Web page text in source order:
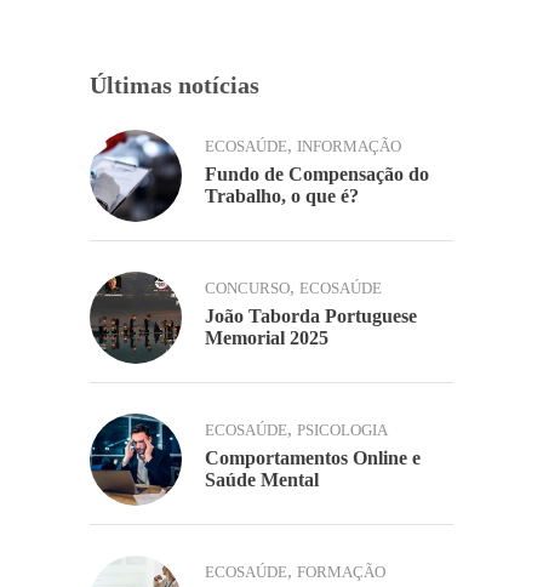
Últimas notícias
ECOSAÚDE, INFORMAÇÃO
Fundo de Compensação do
Trabalho, o que é?
CONCURSO, ECOSAÚDE
João Taborda Portuguese
Memorial 2025
ECOSAÚDE, PSICOLOGIA
Comportamentos Online e
Saúde Mental
ECOSAÚDE, FORMAÇÃO